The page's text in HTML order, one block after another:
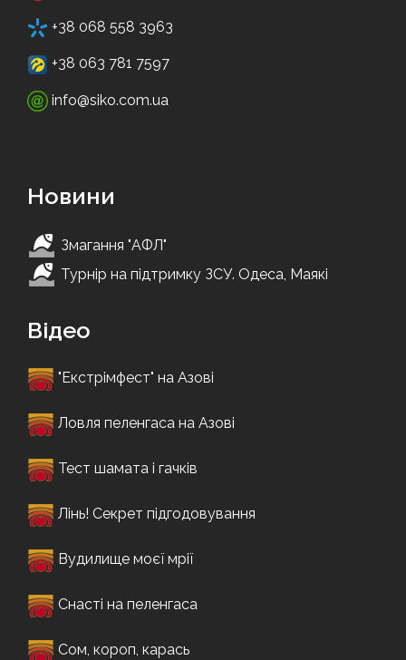
+38 068 558 3963
+38 063 781 7597
info@siko.com.ua
Новини
Змагання "АФЛ"
Турнір на підтримку ЗСУ. Одеса, Маякі
Відео
"Екстрімфест" на Азові
Ловля пеленгаса на Азові
Тест шамата і гачків
Лінь! Секрет підгодовування
Вудилище моєї мрії
Снасті на пеленгаса
Сом, короп, карась